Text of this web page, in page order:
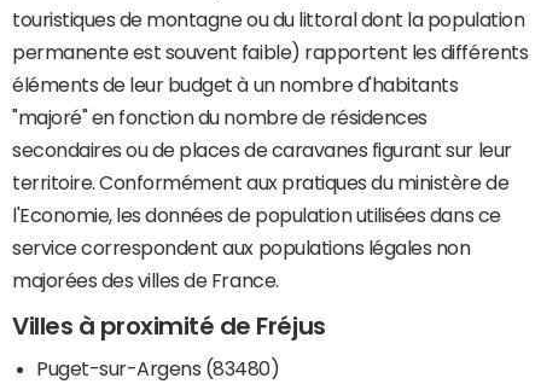
touristiques de montagne ou du littoral dont la population
permanente est souvent faible) rapportent les différents
éléments de leur budget à un nombre d'habitants
"majoré" en fonction du nombre de résidences
secondaires ou de places de caravanes figurant sur leur
territoire. Conformément aux pratiques du ministère de
l'Economie, les données de population utilisées dans ce
service correspondent aux populations légales non
majorées des villes de France.
Villes à proximité de Fréjus
Puget-sur-Argens (83480)